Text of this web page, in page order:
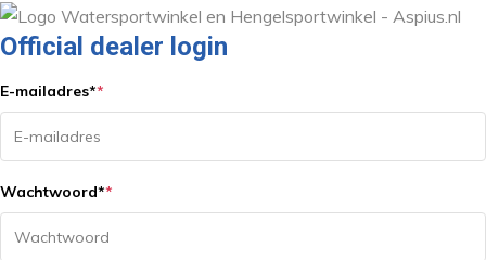
Official dealer login
E-mailadres**
Wachtwoord**